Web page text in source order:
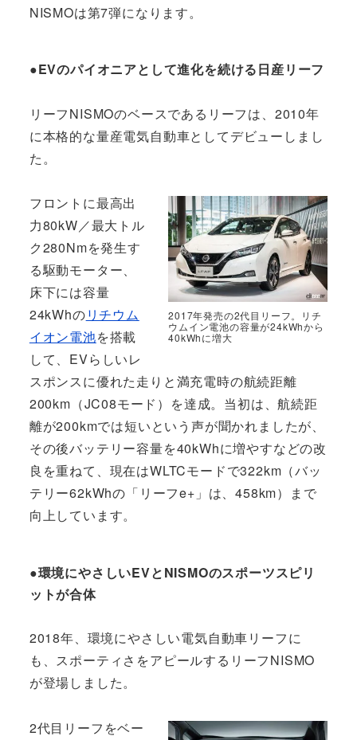
NISMOは第7弾になります。
●EVのパイオニアとして進化を続ける日産リーフ
リーフNISMOのベースであるリーフは、2010年
に本格的な量産電気自動車としてデビューしまし
た。
2017年発売の2代目リーフ。リチ
ウムイン電池の容量が24kWhから
40kWhに増大
フロントに最高出
力80kW／最大トル
ク280Nmを発生す
る駆動モーター、
床下には容量
24kWhのリチウム
イオン電池を搭載
して、EVらしいレ
スポンスに優れた走りと満充電時の航続距離
200km（JC08モード）を達成。当初は、航続距
離が200kmでは短いという声が聞かれましたが、
その後バッテリー容量を40kWhに増やすなどの改
良を重ねて、現在はWLTCモードで322km（バッ
テリー62kWhの「リーフe+」は、458km）まで
向上しています。
●環境にやさしいEVとNISMOのスポーツスピリ
ットが合体
2018年、環境にやさしい電気自動車リーフに
も、スポーティさをアピールするリーフNISMO
が登場しました。
2代目リーフをベー